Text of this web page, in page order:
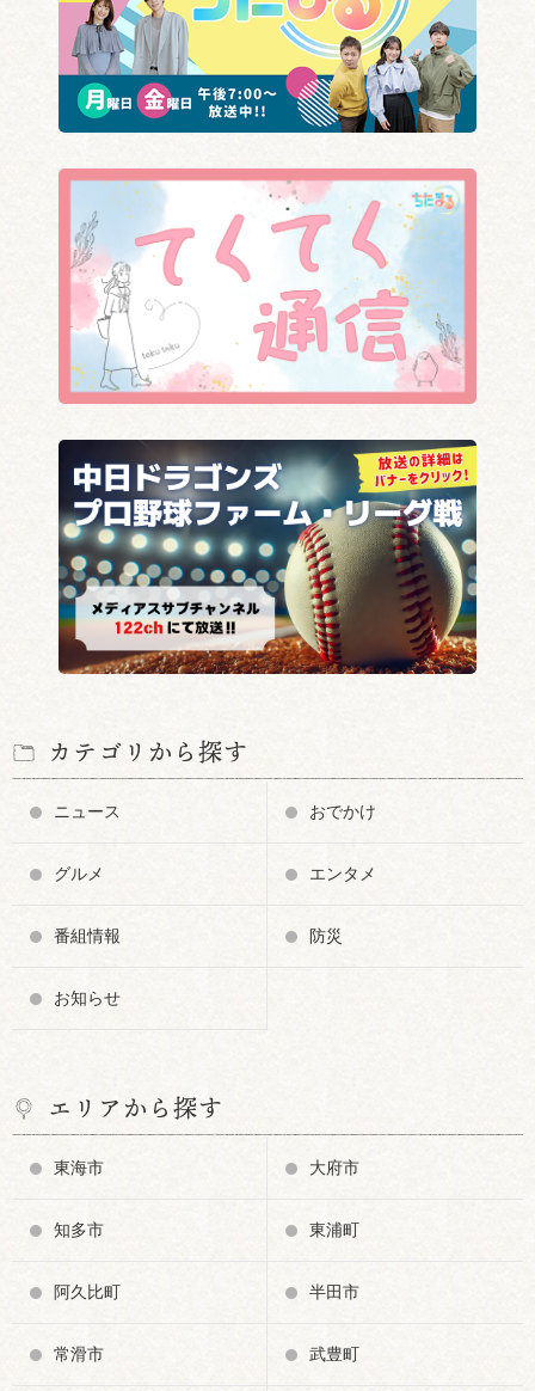
カテゴリから探す
ニュース おでかけ
グルメ エンタメ
番組情報 防災
お知らせ
エリアから探す
東海市 大府市
知多市 東浦町
阿久比町 半田市
常滑市 武豊町